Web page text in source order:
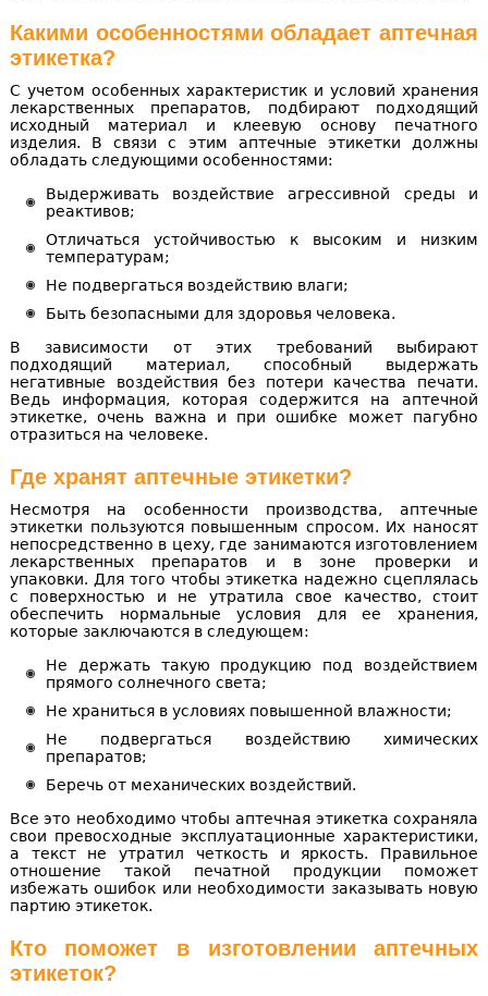
Какими особенностями обладает аптечная
этикетка?
С учетом особенных характеристик и условий хранения
лекарственных препаратов, подбирают подходящий
исходный материал и клеевую основу печатного
изделия. В связи с этим аптечные этикетки должны
обладать следующими особенностями:
Выдерживать воздействие агрессивной среды и
реактивов;
Отличаться устойчивостью к высоким и низким
температурам;
Не подвергаться воздействию влаги;
Быть безопасными для здоровья человека.
В зависимости от этих требований выбирают
подходящий материал, способный выдержать
негативные воздействия без потери качества печати.
Ведь информация, которая содержится на аптечной
этикетке, очень важна и при ошибке может пагубно
отразиться на человеке.
Где хранят аптечные этикетки?
Несмотря на особенности производства, аптечные
этикетки пользуются повышенным спросом. Их наносят
непосредственно в цеху, где занимаются изготовлением
лекарственных препаратов и в зоне проверки и
упаковки. Для того чтобы этикетка надежно сцеплялась
с поверхностью и не утратила свое качество, стоит
обеспечить нормальные условия для ее хранения,
которые заключаются в следующем:
Не держать такую продукцию под воздействием
прямого солнечного света;
Не храниться в условиях повышенной влажности;
Не подвергаться воздействию химических
препаратов;
Беречь от механических воздействий.
Все это необходимо чтобы аптечная этикетка сохраняла
свои превосходные эксплуатационные характеристики,
а текст не утратил четкость и яркость. Правильное
отношение такой печатной продукции поможет
избежать ошибок или необходимости заказывать новую
партию этикеток.
Кто поможет в изготовлении аптечных
этикеток?